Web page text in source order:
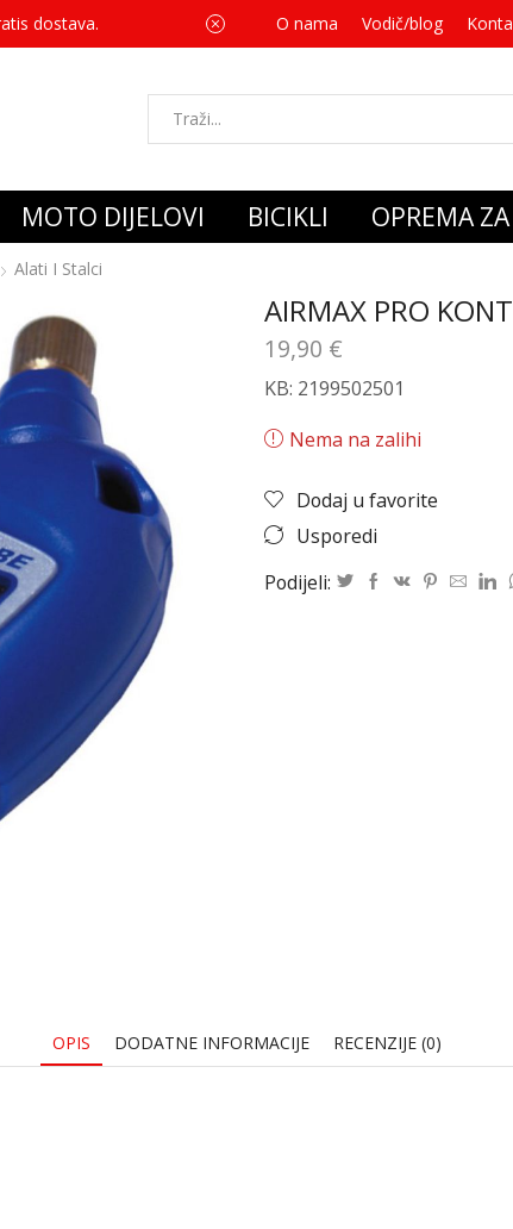
dostava. Za svaku
O nama Vodič/blog
MOTO DIJELOVI BICIKLI OPREMA
Alati I Stalci
AIRMAX PRO
19,90 €
KB: 2199502501
Nema na zalihi
Dodaj u favorite
Usporedi
Podijeli:
OPIS DODATNE INFORMACIJE RECENZIJE (0)